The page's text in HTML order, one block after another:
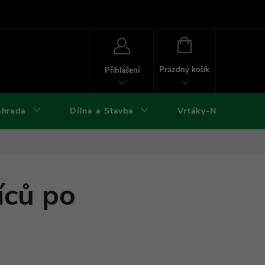
Přihlášení
NÁKUPNÍ
Prázdný košík
Dílna a Stavba Vrtáky-Nástroje
po